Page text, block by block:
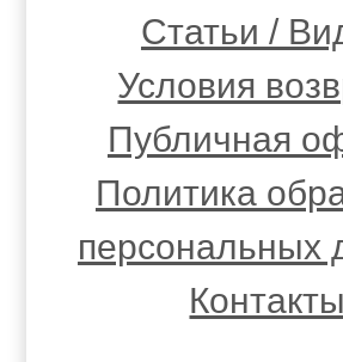
Статьи /
Условия
Публичная
Политика
персональных
Контакты